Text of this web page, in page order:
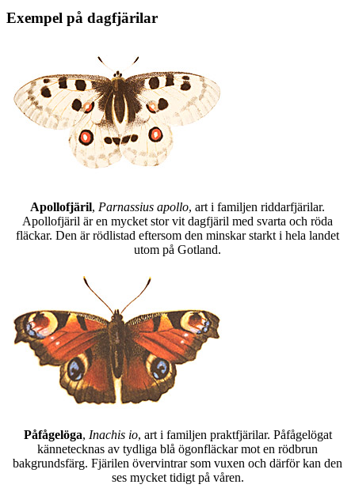
Exempel på dagfjärilar
Apollofjäril, Parnassius apollo, art i familjen riddarfjärilar.
Apollofjäril är en mycket stor vit dagfjäril med svarta och röda
fläckar. Den är rödlistad eftersom den minskar starkt i hela landet
utom på Gotland.
Påfågelöga, Inachis io, art i familjen praktfjärilar. Påfågelögat
kännetecknas av tydliga blå ögonfläckar mot en rödbrun
bakgrundsfärg. Fjärilen övervintrar som vuxen och därför kan den
ses mycket tidigt på våren.